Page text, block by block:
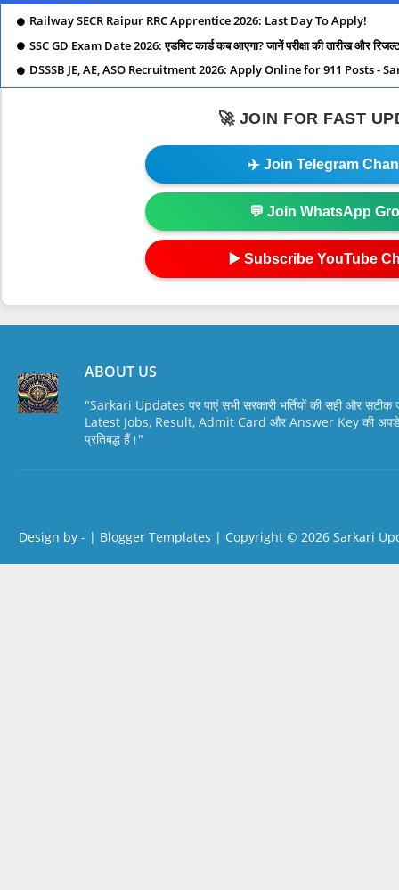
Railway SECR Raipur RRC Apprentice 2026: Last Day To Apply!
SSC GD Exam Date 2026: एडमिट कार्ड कब आएगा? जानें परीक्षा की तारीख और
DSSSB JE, AE, ASO Recruitment 2026: Apply Online for 911 Posts -
🚀 JOIN FOR FAST
✈️ Join Telegram
💬 Join WhatsApp
▶️ Subscribe YouTube
ABOUT US
"Sarkari Updates पर पाएं सभी सरकारी भर्तियों की सही और सटीक
Latest Jobs, Result, Admit Card और Answer Key की
प्रतिबद्ध हैं।"
Design by - | Blogger Templates | Copyright © 2026 Sarkari